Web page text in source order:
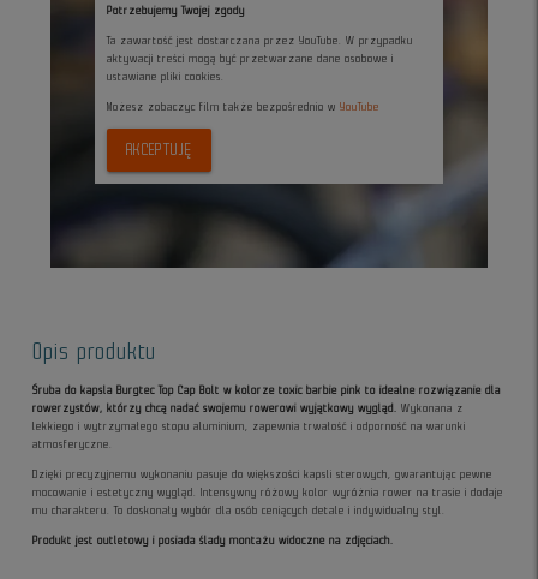
Potrzebujemy Twojej zgody
Ta zawartość jest dostarczana przez YouTube. W przypadku
aktywacji treści mogą być przetwarzane dane osobowe i
ustawiane pliki cookies.
Możesz zobaczyc film także bezpośrednio w YouTube
AKCEPTUJĘ
Opis produktu
Śruba do kapsla Burgtec Top Cap Bolt w kolorze toxic barbie pink to idealne rozwiązanie dla
rowerzystów, którzy chcą nadać swojemu rowerowi wyjątkowy wygląd.
Wykonana z
lekkiego i wytrzymałego stopu aluminium, zapewnia trwałość i odporność na warunki
atmosferyczne.
Dzięki precyzyjnemu wykonaniu pasuje do większości kapsli sterowych, gwarantując pewne
mocowanie i estetyczny wygląd. Intensywny różowy kolor wyróżnia rower na trasie i dodaje
mu charakteru. To doskonały wybór dla osób ceniących detale i indywidualny styl.
Produkt jest outletowy i posiada ślady montażu widoczne na zdjęciach.